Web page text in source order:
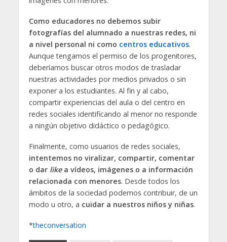
Como educadores no debemos subir
fotografías del alumnado a nuestras redes, ni
a nivel personal ni como centros educativos.
Aunque tengamos el permiso de los progenitores,
deberíamos buscar otros modos de trasladar
nuestras actividades por medios privados o sin
exponer a los estudiantes. Al fin y al cabo,
compartir experiencias del aula o del centro en
redes sociales identificando al menor no responde
a ningún objetivo didáctico o pedagógico.
Finalmente, como usuarios de redes sociales,
intentemos no viralizar, compartir, comentar
o dar likea vídeos, imágenes o a información
relacionada con menores. Desde todos los
ámbitos de la sociedad podemos contribuir, de un
modo u otro, a cuidar a nuestros niños y niñas.
*theconversation